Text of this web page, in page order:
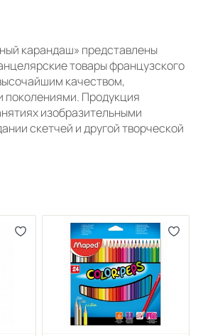
карандаш» представлены
товары французского
качеством,
Продукция
изобразительными
скетчей и другой творческой